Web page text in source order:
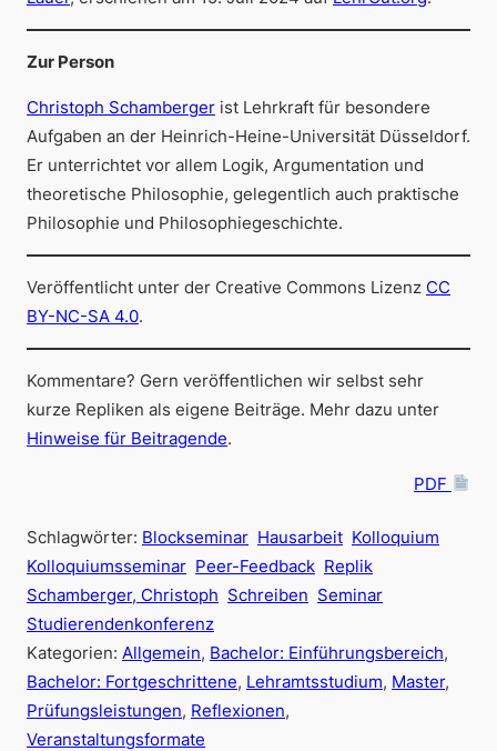
Zur Person
Christoph Schamberger ist Lehrkraft für besondere
Aufgaben an der Heinrich-Heine-Universität Düsseldorf.
Er unterrichtet vor allem Logik, Argumentation und
theoretische Philosophie, gelegentlich auch praktische
Philosophie und Philosophiegeschichte.
Veröffentlicht unter der Creative Commons Lizenz CC
BY-NC-SA 4.0.
Kommentare? Gern veröffentlichen wir selbst sehr
kurze Repliken als eigene Beiträge. Mehr dazu unter
Hinweise für Beitragende.
PDF
Schlagwörter: Blockseminar Hausarbeit Kolloquium
Kolloquiumsseminar Peer-Feedback Replik
Schamberger, Christoph Schreiben Seminar
Studierendenkonferenz
Kategorien: Allgemein, Bachelor: Einführungsbereich
Bachelor: Fortgeschrittene, Lehramtsstudium, Master
Prüfungsleistungen, Reflexionen
Veranstaltungsformate